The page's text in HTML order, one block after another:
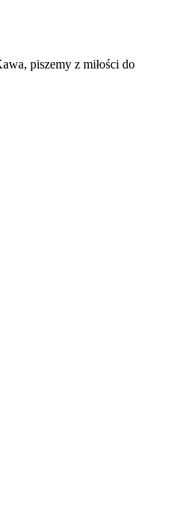
piszemy z miłości do